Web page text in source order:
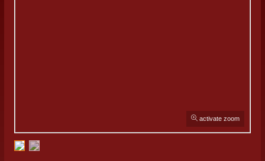
activate zoom